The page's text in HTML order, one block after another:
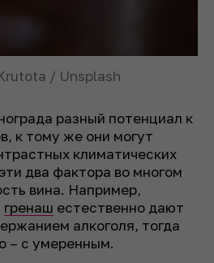
/ Unsplash
разный потенциал к
к тому же они могут
климатических
два фактора во многом
вина. Например,
гренаш естественно дают
алкоголя, тогда
– с умеренным.